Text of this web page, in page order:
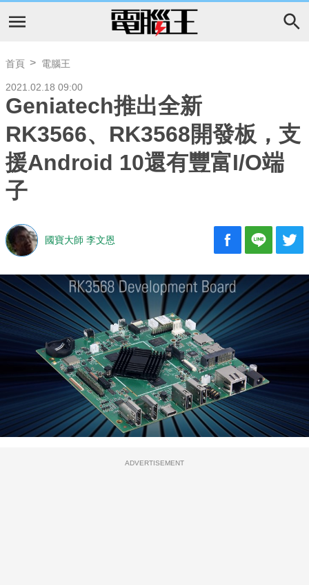
首頁 電腦王
2021.02.18 09:00
Geniatech推出全新
RK3566、RK3568開發板，支
援Android 10還有豐富I/O端
子
國寶大師 李文恩
ADVERTISEMENT